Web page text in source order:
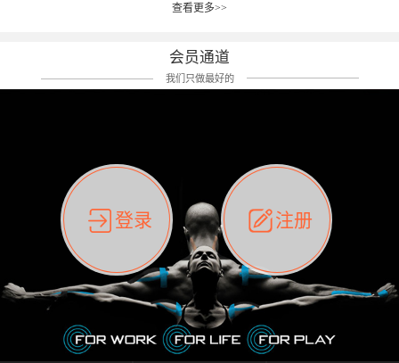
痛影响走路。当天疼痛部贴了EDF和胃十字，膝
关节贴了半月板贴布。第2天第12肋部的EDF和
消失，贴布也没有出现进一步瘙痒过敏。而膝
关节的半月板贴布张力用的100%，但自始至终
它都很坚强的贴着，没有出现过任何瘙痒的迹
象。不同的条件下，同一个身体，不同的部位
皮肤的敏感度也有不同。因此我们KINESIO要做
的，是在研发生产过程中竭尽全力的降低致敏
性，减少贴布本身带来的致敏率。那到底是什
么原因引起的过敏瘙痒呢？我整理了以下内容
仅供大家参考，希望能给予大家帮助。首先我
们分析解剖下过敏的原因，然后简说一下
KINESIO贴布贴扎后预防应对。我把导致过敏的
扎疗法）的效果是通过创造一个环境，使每种
以激发身体的自然愈合能力。 通常，药物会削
弱细胞因子的作用，单方面还会引起副作用的
症状。 与此相比，Kinesio肌内效贴创造了细
的控制仍有许多未知。 细胞因子是一种酵素，
各种各样的酵素起着适当的作用，为细胞创造
了适合居住的环境。 在现代医学上，这种细胞
因子是一种酶的观点往往被否定，但在体内有
有毒细菌和无毒细菌，它们起着保持身体平衡
的作用。 Kinesio肌内效贴不像药物那样在短时
间内表现出症状，而是通过花费时间创造一个
对身体没有伤害（副作用等）的环境来减轻症
状。 但是，由于营养、精神、运动的平衡被破
坏，各种细胞就会发生病态变化。 在一定的状
态下，细胞因子会自动捕捉异常，并在细胞之
组织:肌肉，肌腱，韧带（主要围绕有问题的关
状，而是指贴布本身很重量，以及贴布刺激的
类型。贴布的应用充分利用了体内由间质液组
成的自然流体力学的流体层。这种轻微的刺激
间，还可以在单片贴布上提供支持和深度刺
激。通过对间质液的适当控制，可以连接皮下
筋膜，对关节进行非常轻柔的刺激，增加患部
的治疗区域。 snowflake“雪花”贴布不会妨碍皮
肤上下左右运动，有效的辅助修复关节周围组
织的筋膜。它可以作用于关节或肌肉表面，释
放压力，刺激深层筋膜。“雪花”贴扎疗法是一
种可以改变肌肉、筋膜和间质液之间自然流动
关系的方法。 间质液间质被称为人体的新器
官。研究人员认为，整个身体的网络是由坚韧
且柔软的蛋白质结构所支撑的相互连接的充满
查看更多>>
会员通道
我们只做最好的
登录 注册